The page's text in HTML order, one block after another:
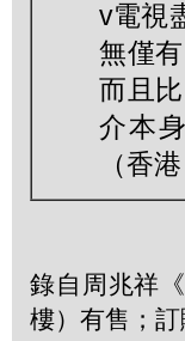
v電視
無僅
而且
介本
（香
錄自周兆祥
樓）有售；訂